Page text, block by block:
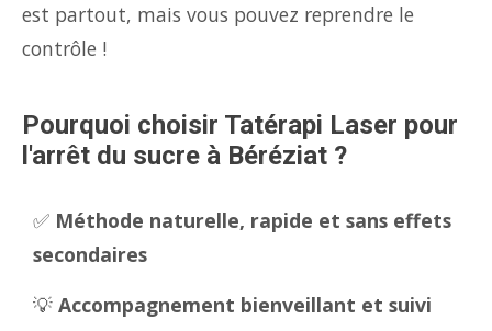
est partout, mais vous pouvez reprendre le
contrôle !
Pourquoi choisir Tatérapi Laser pour
l'arrêt du sucre à Béréziat ?
✅ Méthode naturelle, rapide et sans effets
secondaires
💡 Accompagnement bienveillant et suivi